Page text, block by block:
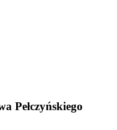
Pełczyńskiego